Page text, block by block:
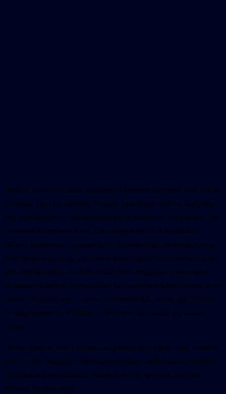
Október 15-én betiltanak valamennyi tömegrendezvényt ahol többen
lennének, mint hat személy, és aztán határoznak arról is, hogy tilos
lesz a gyülekezés is. Istentiszteleteket és miséket se lehet tartani, ám
interneten közvetíteni lehet. Ezen intézkedés alól kivételként a
futball-, jégkorong-, kosárlabda- és kézilabdaliga mérkőzéseit meg
lehet tartani úgy, hogy a résztvevőknek negatív koronavírus-teszttel
kell rendelkezniük, és nézők nélkül lehet megtartani a meccseket.
Valamint esküvőket, keresztelőket és temetéseket/halotti torokat lehet
tartani, mégpedig úgy, hogy ha beltéren tartják, akkor egy fő juthat
15 négyzetméterre. Kültéren a kétméteres távolságot fog kelleni
tartani.
Minden étterem csak kültéren szolgálhatja fel az ételt, vagy elvitelre
lehet az étel. Bezárják a fitneszközpontokat, wellnesseket, fürdőket,
aquaparkokat és szaunákat. Kávézók nyitva lehetnek, de csak
kültéren fogyaszthatják.